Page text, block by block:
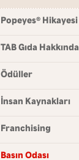
Popeyes® Hikayesi
TAB Gıda Hakkında
Ödüller
İnsan Kaynakları
Franchising
Basın Odası